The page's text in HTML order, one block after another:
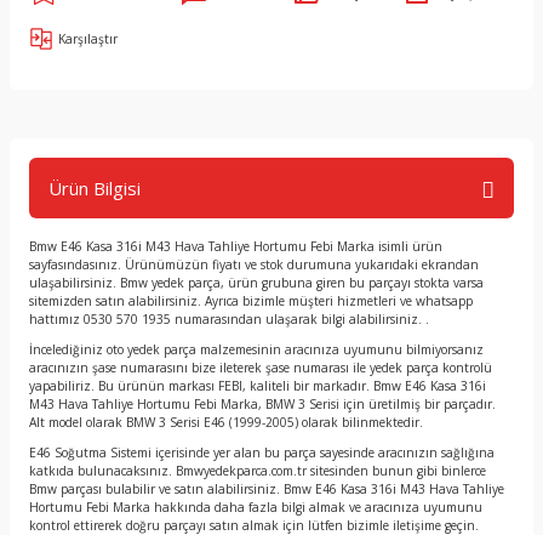
Karşılaştır
Ürün Bilgisi
Bmw E46 Kasa 316i M43 Hava Tahliye Hortumu Febi Marka isimli ürün
sayfasındasınız. Ürünümüzün fiyatı ve stok durumuna yukarıdaki ekrandan
ulaşabilirsiniz. Bmw yedek parça, ürün grubuna giren bu parçayı stokta varsa
sitemizden satın alabilirsiniz. Ayrıca bizimle müşteri hizmetleri ve whatsapp
hattımız 0530 570 1935 numarasından ulaşarak bilgi alabilirsiniz. .
İncelediğiniz oto yedek parça malzemesinin aracınıza uyumunu bilmiyorsanız
aracınızın şase numarasını bize ileterek şase numarası ile yedek parça kontrolü
yapabiliriz. Bu ürünün markası FEBI, kaliteli bir markadır. Bmw E46 Kasa 316i
M43 Hava Tahliye Hortumu Febi Marka, BMW 3 Serisi için üretilmiş bir parçadır.
Alt model olarak BMW 3 Serisi E46 (1999-2005) olarak bilinmektedir.
E46 Soğutma Sistemi içerisinde yer alan bu parça sayesinde aracınızın sağlığına
katkıda bulunacaksınız. Bmwyedekparca.com.tr sitesinden bunun gibi binlerce
Bmw parçası bulabilir ve satın alabilirsiniz. Bmw E46 Kasa 316i M43 Hava Tahliye
Hortumu Febi Marka hakkında daha fazla bilgi almak ve aracınıza uyumunu
kontrol ettirerek doğru parçayı satın almak için lütfen bizimle iletişime geçin.